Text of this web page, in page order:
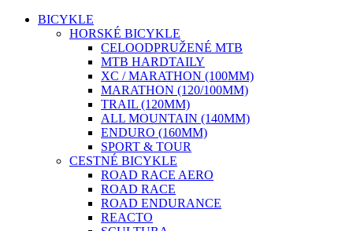
BICYKLE
HORSKÉ BICYKLE
CELOODPRUŽENÉ MTB
MTB HARDTAILY
XC / MARATHON (100MM)
MARATHON (120/100MM)
TRAIL (120MM)
ALL MOUNTAIN (140MM)
ENDURO (160MM)
SPORT & TOUR
CESTNÉ BICYKLE
ROAD RACE AERO
ROAD RACE
ROAD ENDURANCE
REACTO